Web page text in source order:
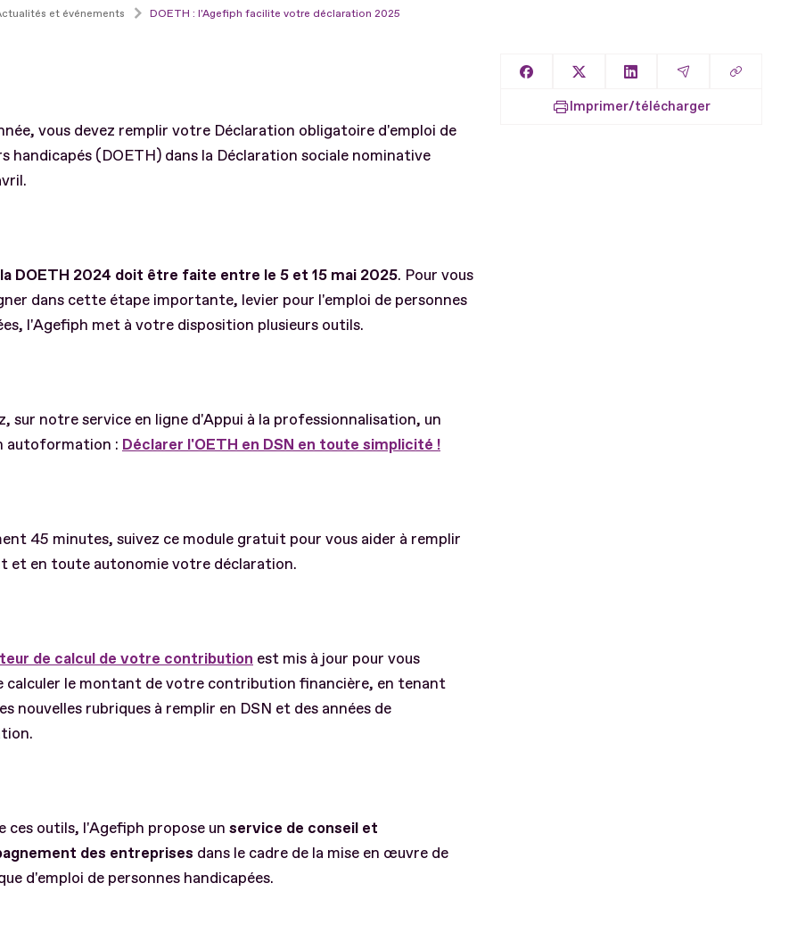
et événements DOETH : l'Agefiph facilite votre déclaration 2025
vous devez remplir votre Déclaration obligatoire d'emploi de
handicapés (DOETH) dans la Déclaration sociale nominative
la DOETH 2024 doit être faite entre le 5 et 15 mai 2025. Pour vous
dans cette étape importante, levier pour l'emploi de personnes
l'Agefiph met à votre disposition plusieurs outils.
sur notre service en ligne d'Appui à la professionnalisation, un
autoformation : Déclarer l'OETH en DSN en toute simplicité !
45 minutes, suivez ce module gratuit pour vous aider à remplir
et en toute autonomie votre déclaration.
de calcul de votre contribution est mis à jour pour vous
calculer le montant de votre contribution financière, en tenant
nouvelles rubriques à remplir en DSN et des années de
ces outils, l'Agefiph propose un service de conseil et
des entreprises dans le cadre de la mise en œuvre de
d'emploi de personnes handicapées.
Partager sur Facebook
Partager sur XPartager sur LinkedIn
Partager par
Copier
Imprimer/télécharger